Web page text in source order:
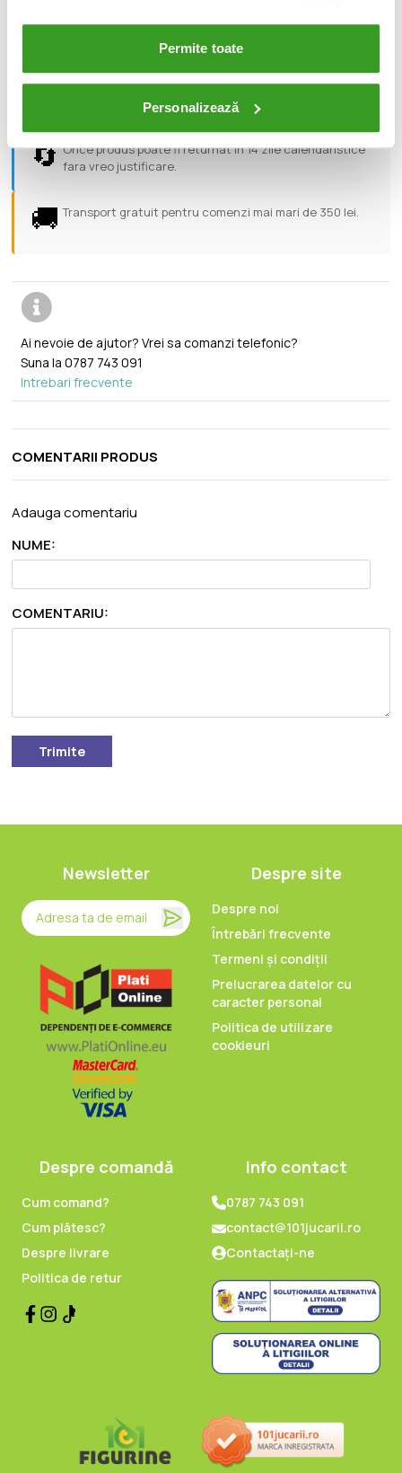
Permite toate
Personalizează
- Collect all McFarlane Toys Demon Slayer figures
📦Acest produs este nou, sigilat si livrat in ambalajul
original al producatorului.
🔄 Orice produs poate fi returnat in 14 zile calendaristice
fara vreo justificare.
🚚 Transport gratuit pentru comenzi mai mari de 350 lei.
Ai nevoie de ajutor? Vrei sa comanzi telefonic?
Suna la0787 743 091
Intrebari frecvente
COMENTARII PRODUS
Adauga comentariu
NUME:
COMENTARIU:
Trimite
Newsletter Despre site
Despre noi
Întrebări frecvente
Termeni și condiții
Prelucrarea datelor cu
caracter personal
Politica de utilizare
cookieuri
Despre comandă
Cum comand?
Cum plătesc?
Despre livrare
Politica de retur
Info contact
0787 743 091
contact@101jucarii.ro
Contactați-ne